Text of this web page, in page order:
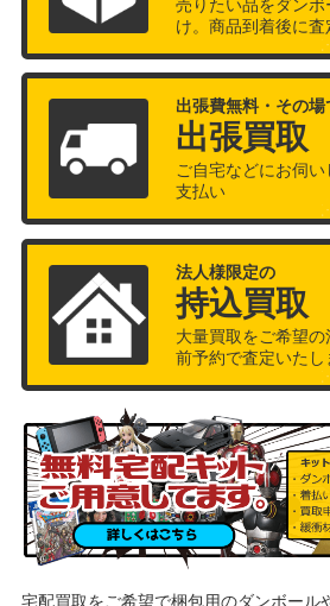
売りたい品をダン
け。商品到着後に査
出張費無料・その場
出張買取
ご自宅などにお伺
支払い
法人様限定の
持込買取
大量買取をご希望
前予約で査定いたし
宅配買取をご希望で梱包用のダンボール